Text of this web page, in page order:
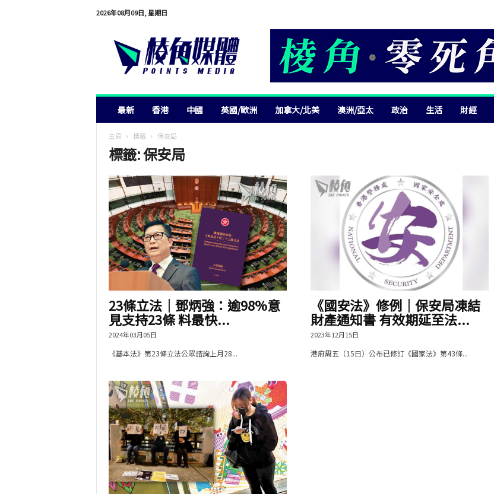
2026年08月09日, 星期日
最新 香港 中國 英國/歐洲 加拿大/北美 澳洲/亞太 政治 生活 財經
主頁 標籤 保安局
標籤: 保安局
23條立法｜鄧炳強：逾98%意
見支持23條 料最快...
2024年03月05日
《基本法》第23條立法公眾諮詢上月28...
《國安法》修例｜保安局凍結
財產通知書 有效期延至法...
2023年12月15日
港府周五（15日）公布已修訂《國家法》第43條...